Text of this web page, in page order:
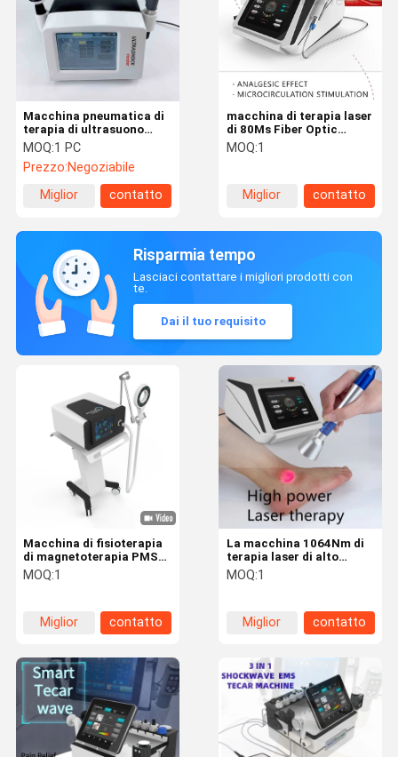
Macchina pneumatica di
terapia di ultrasuono
21Hz Shockwave
MOQ:1 PC
Prezzo:Negoziabile
Miglior
contatto
macchina di terapia laser
di 80Ms Fiber Optic
Coupling per crescita
accelerata delle cellule di
MOQ:1
Miglior
contatto
Risparmia tempo
Lasciaci contattare i migliori prodotti con
te.
Dai il tuo requisito
La macchina 1064Nm di
terapia laser di alto
potere penetra Tssue più
profondo 980Nm allevia i
MOQ:1
Miglior
contatto
Macchina di fisioterapia
di magnetoterapia PMST
per sollievo dal dolore 4
Tesla
MOQ:1
Miglior
contatto